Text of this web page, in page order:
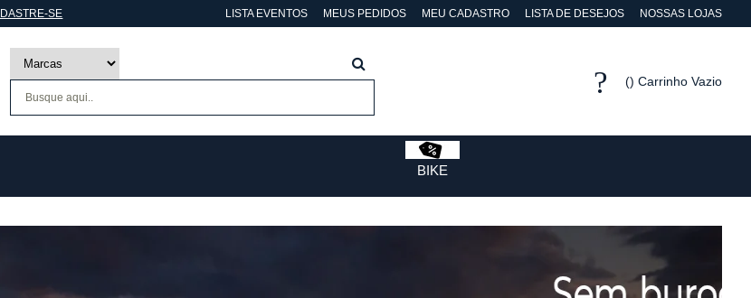
SE LISTA EVENTOS MEUS PEDIDOS MEU CADASTRO LISTA DE DESEJOS NOSSAS LOJAS
Carrinho Vazio
BIKE